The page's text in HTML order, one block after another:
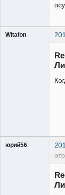
Witafon
юрий56